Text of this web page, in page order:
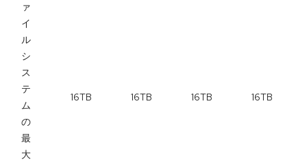
ァ
イ
ル
シ
ス
テ
ム
の
最
大
16TB 16TB 16TB 16TB